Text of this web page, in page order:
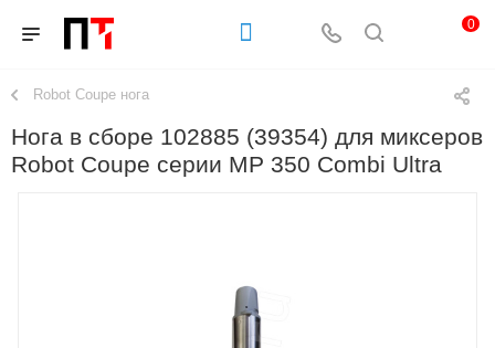
0
Robot Coupe нога
Нога в сборе 102885 (39354) для миксеров
Robot Coupe серии MP 350 Combi Ultra